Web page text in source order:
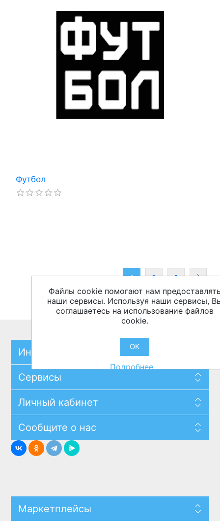
Футбол
1 2 3
Информация
Сервисы
Личный кабинет
Сообщите о нас
Маркетплейсы
Файлы cookie помогают нам
наши сервисы. Используя наши сервисы,
соглашаетесь на использование файлов
cookie.
OK
Подробнее...